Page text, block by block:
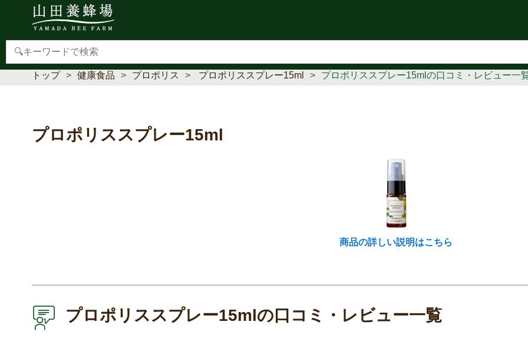
【重要】本人認証サービス(3Dセキュア2.0)導入のお知らせ
トップ 健康食品 プロポリス プロポリススプレー15ml プロポリススプレー15mlの口コミ・レビュー一
プロポリススプレー15ml
商品の詳しい説明はこちら
プロポリススプレー15mlの口コミ・レビュー一覧